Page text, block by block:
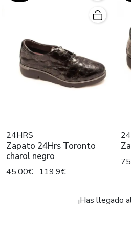
24HRS
Zapato 24Hrs Toronto
charol negro
45,00€ 119,9€
¡Has llegado